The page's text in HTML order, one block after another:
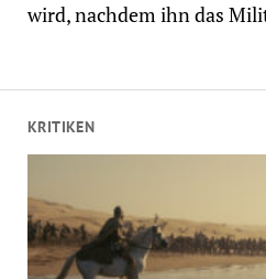
KRITIKEN
wird, nachdem ihn das